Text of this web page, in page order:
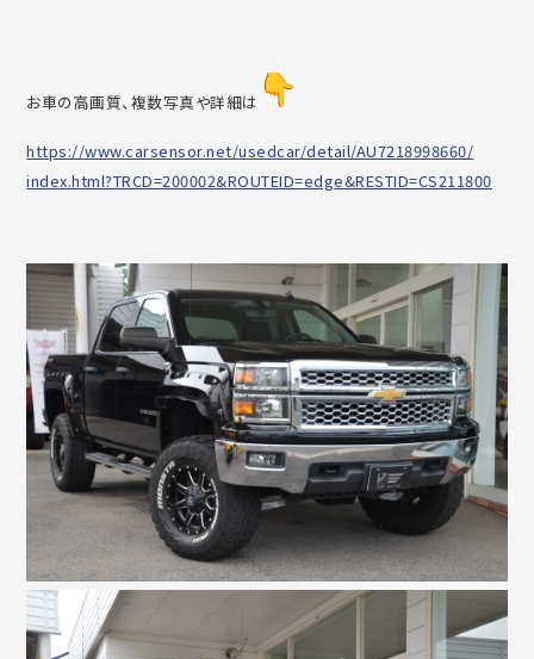
お車の高画質、複数写真や詳細は
https://www.carsensor.net/usedcar/detail/AU7218998660/
index.html?TRCD=200002&ROUTEID=edge&RESTID=CS211800